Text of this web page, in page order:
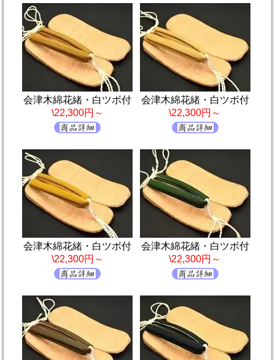
会津木綿花緒・白ツボ付
\22,300円～
会津木綿花緒・白ツボ付
\22,300円～
会津木綿花緒・白ツボ付
\22,300円～
会津木綿花緒・白ツボ付
\22,300円～